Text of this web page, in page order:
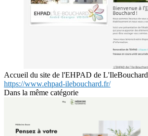
Accueil du site de l'EHPAD de L'IleBouchard
https://www.ehpad-ilebouchard.fr/
Dans la même catégorie